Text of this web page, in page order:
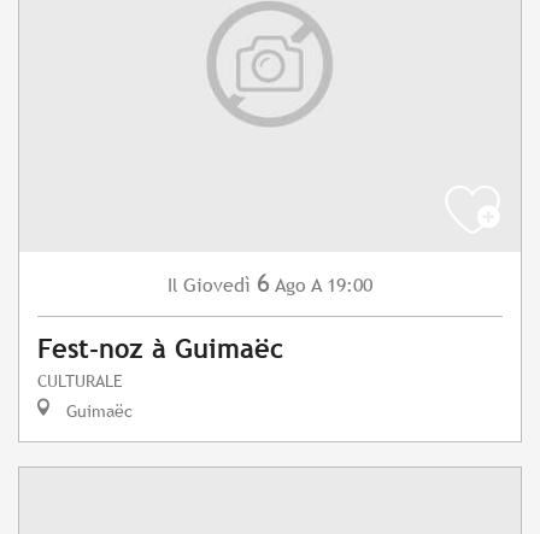
Il Giovedì 6 Ago A 19:00
Fest-noz à Guimaëc
CULTURALE
Guimaëc